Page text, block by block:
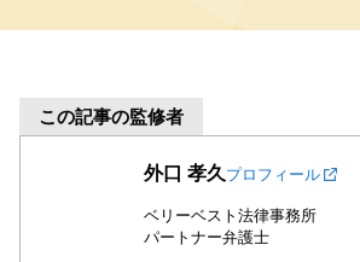
この記事の監修者
外口 孝久 プロフィール
ベリーベスト法律事務所
パートナー弁護士